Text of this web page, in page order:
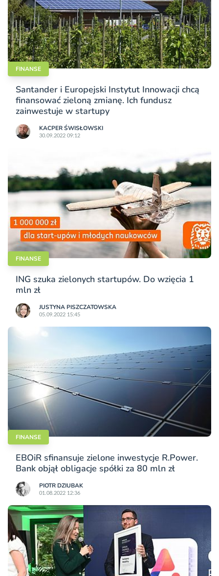
FINANSE
Santander i Europejski Instytut Innowacji chcą
finansować zieloną zmianę. Ich fundusz
zainwestuje w startupy
KACPER ŚWISŁO­WSKI
30.09.2022 09:12
FINANSE
ING szuka zielonych startupów. Do wzięcia 1
mln zł
JUSTYNA PISZCZATOWSKA
05.09.2022 15:45
FINANSE
EBOiR sfinansuje zielone inwestycje R.Power.
Bank objął obligacje spółki za 80 mln zł
PIOTR DZIUBAK
01.08.2022 12:36